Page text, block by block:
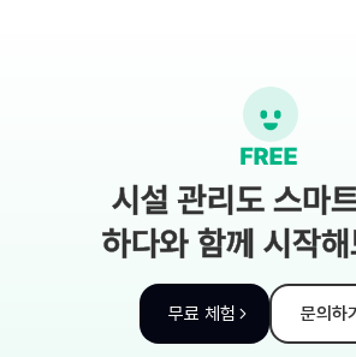
시설 관리도 스마
하다와 함께 시작
무료 체험 문의하기